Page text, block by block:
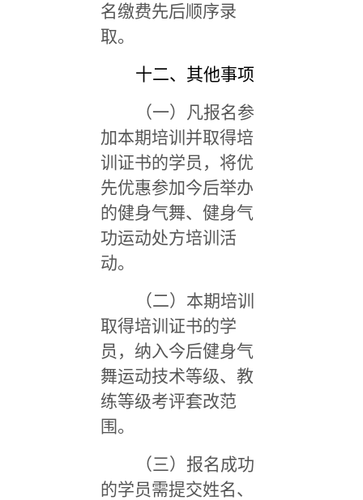
名缴费先后顺序录
取。
十二、其他事项
（一）凡报名参
加本期培训并取得培
训证书的学员，将优
先优惠参加今后举办
的健身气舞、健身气
功运动处方培训活
动。
（二）本期培训
取得培训证书的学
员，纳入今后健身气
舞运动技术等级、教
练等级考评套改范
围。
（三）报名成功
的学员需提交姓名、